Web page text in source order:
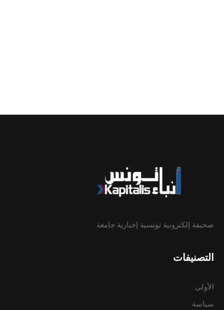
صحيفة إلكترونية تونسية إخبارية جامعة.
التصنيفات
الأولى
سياسة